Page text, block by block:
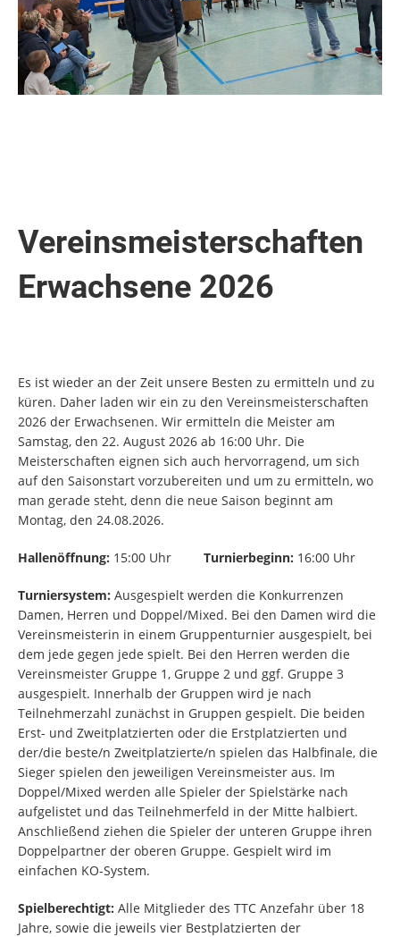
Vereinsmeisterschaften
Erwachsene 2026
Es ist wieder an der Zeit unsere Besten zu ermitteln und zu
küren. Daher laden wir ein zu den Vereinsmeisterschaften
2026 der Erwachsenen. Wir ermitteln die Meister am
Samstag, den 22. August 2026 ab 16:00 Uhr. Die
Meisterschaften eignen sich auch hervorragend, um sich
auf den Saisonstart vorzubereiten und um zu ermitteln, wo
man gerade steht, denn die neue Saison beginnt am
Montag, den 24.08.2026.
Hallenöffnung: 15:00 Uhr Turnierbeginn: 16:00 Uhr
Turniersystem: Ausgespielt werden die Konkurrenzen
Damen, Herren und Doppel/Mixed. Bei den Damen wird die
Vereinsmeisterin in einem Gruppenturnier ausgespielt, bei
dem jede gegen jede spielt. Bei den Herren werden die
Vereinsmeister Gruppe 1, Gruppe 2 und ggf. Gruppe 3
ausgespielt. Innerhalb der Gruppen wird je nach
Teilnehmerzahl zunächst in Gruppen gespielt. Die beiden
Erst- und Zweitplatzierten oder die Erstplatzierten und
der/die beste/n Zweitplatzierte/n spielen das Halbfinale, die
Sieger spielen den jeweiligen Vereinsmeister aus. Im
Doppel/Mixed werden alle Spieler der Spielstärke nach
aufgelistet und das Teilnehmerfeld in der Mitte halbiert.
Anschließend ziehen die Spieler der unteren Gruppe ihren
Doppelpartner der oberen Gruppe. Gespielt wird im
einfachen KO-System.
Spielberechtigt: Alle Mitglieder des TTC Anzefahr über 18
Jahre, sowie die jeweils vier Bestplatzierten der